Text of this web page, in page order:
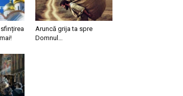
Aruncă grija ta spre
Domnul…